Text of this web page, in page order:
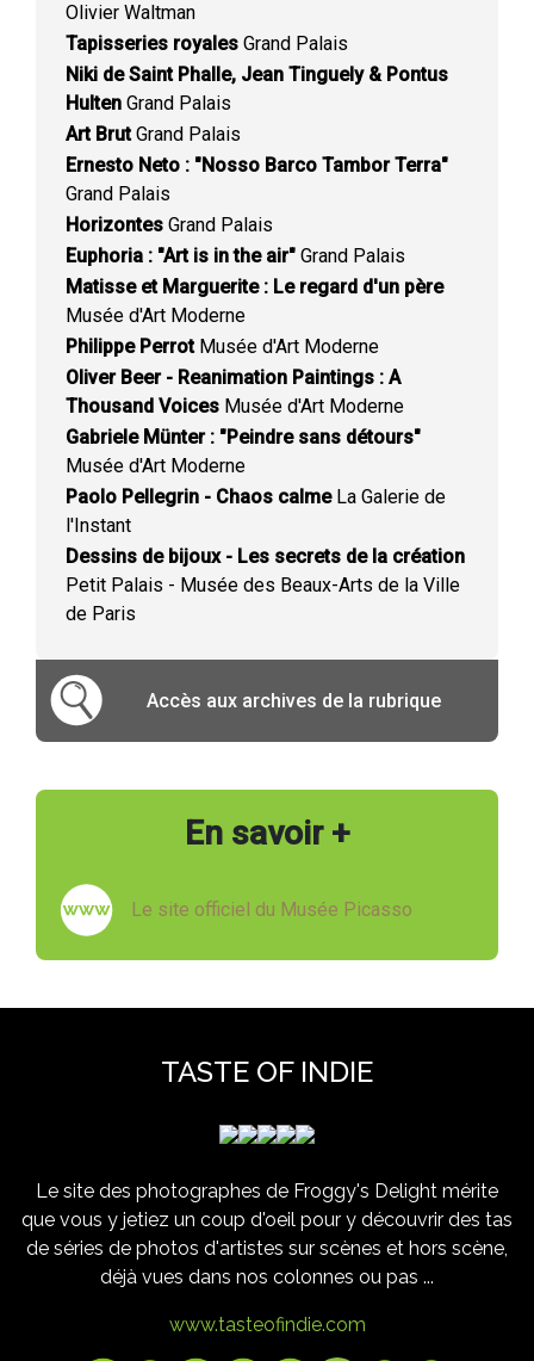
Olivier Waltman
Tapisseries royales Grand Palais
Niki de Saint Phalle, Jean Tinguely & Pontus
Hulten Grand Palais
Art BrutGrand Palais
Ernesto Neto : "Nosso Barco Tambor Terra"
Grand Palais
Horizontes Grand Palais
Euphoria : "Art is in the air" Grand Palais
Matisse et Marguerite : Le regard d'un père
Musée d'Art Moderne
Philippe PerrotMusée d'Art Moderne
Oliver Beer - Reanimation Paintings : A
Thousand Voices Musée d'Art Moderne
Gabriele Münter : "Peindre sans détours"
Musée d'Art Moderne
Paolo Pellegrin - Chaos calmeLa Galerie de
l'Instant
Dessins de bijoux - Les secrets de la création
Petit Palais - Musée des Beaux-Arts de la Ville
de Paris
Accès aux archives de la rubrique
En savoir +
Le site officiel du Musée Picasso
TASTE OF INDIE
Le site des photographes de Froggy's Delight mérite
que vous y jetiez un coup d'oeil pour y découvrir des tas
de séries de photos d'artistes sur scènes et hors scène,
déjà vues dans nos colonnes ou pas ...
www.tasteofindie.com